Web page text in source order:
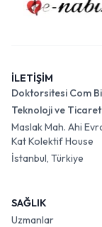
İLETİŞİM
Doktorsitesi Com
Teknoloji ve Ticaret
Maslak Mah. Ahi
Kat Kolektif House
İstanbul, Türkiye
SAĞLIK
Uzmanlar